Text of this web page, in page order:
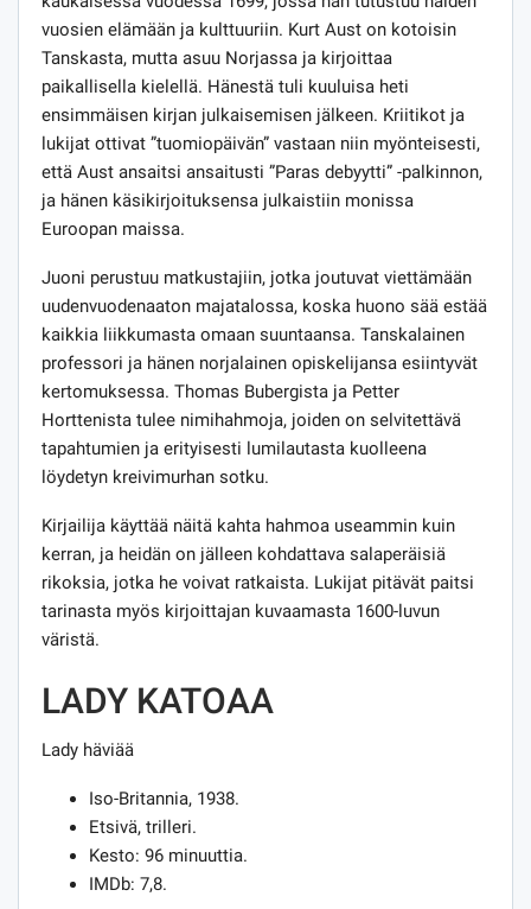
vuosien elämään ja kulttuuriin. Kurt Aust on kotoisin
Tanskasta, mutta asuu Norjassa ja kirjoittaa
paikallisella kielellä. Hänestä tuli kuuluisa heti
ensimmäisen kirjan julkaisemisen jälkeen. Kriitikot ja
lukijat ottivat ”tuomiopäivän” vastaan ​​niin myönteisesti,
että Aust ansaitsi ansaitusti ”Paras debyytti” -palkinnon,
ja hänen käsikirjoituksensa julkaistiin monissa
Euroopan maissa.
Juoni perustuu matkustajiin, jotka joutuvat viettämään
uudenvuodenaaton majatalossa, koska huono sää estää
kaikkia liikkumasta omaan suuntaansa. Tanskalainen
professori ja hänen norjalainen opiskelijansa esiintyvät
kertomuksessa. Thomas Bubergista ja Petter
Horttenista tulee nimihahmoja, joiden on selvitettävä
tapahtumien ja erityisesti lumilautasta kuolleena
löydetyn kreivimurhan sotku.
Kirjailija käyttää näitä kahta hahmoa useammin kuin
kerran, ja heidän on jälleen kohdattava salaperäisiä
rikoksia, jotka he voivat ratkaista. Lukijat pitävät paitsi
tarinasta myös kirjoittajan kuvaamasta 1600-luvun
väristä.
LADY KATOAA
Lady häviää
Iso-Britannia, 1938.
Etsivä, trilleri.
Kesto: 96 minuuttia.
IMDb: 7,8.